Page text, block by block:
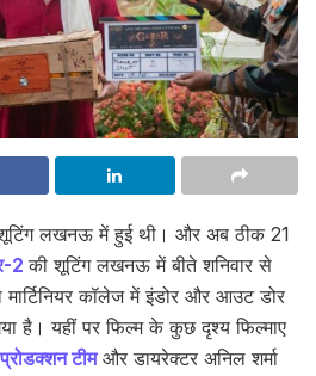
लखनऊ में हुई थी। और अब ठीक 21
2की शूटिंग लखनऊ में बीते शनिवार से
कॉलेज में इंडोर और आउट डोर
है। यहीं पर फिल्म के कुछ दृश्य फिल्माए
टीमऔर डायरेक्टर अनिल शर्मा